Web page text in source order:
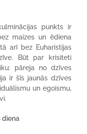
punkts ir
maizes un ēdiena
arī bez Euharistijas
Būt par krisiteti
pāreja no dzīves
ir šīs jaunās dzīves
un egoismu,
diena